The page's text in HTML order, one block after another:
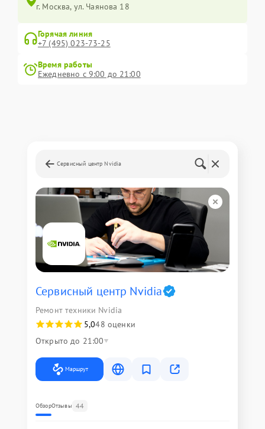
г. Москва, ул. Чаянова 18
Горячая линия
+7 (495) 023-73-25
Время работы
Ежедневно с 9:00 до 21:00
Сервисный центр Nvidia
Сервисный центр Nvidia
Ремонт техники Nvidia
5,048 оценки
Открыто до 21:00
Маршрут
ОбзорОтзывы 44